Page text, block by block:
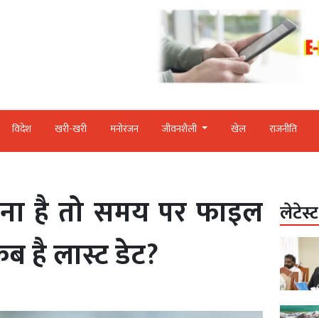
विदेश खरी-खरी मनोरंजन जीवनशैली खेल राजनीति
है तो समय पर फाइल
है लास्ट डेट?
लेटेस्ट